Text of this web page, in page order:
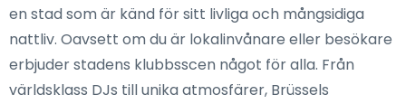
en stad som är känd för sitt livliga och mångsidiga
nattliv. Oavsett om du är lokalinvånare eller besökare
erbjuder stadens klubbsscen något för alla. Från
världsklass DJs till unika atmosfärer, Brüssels